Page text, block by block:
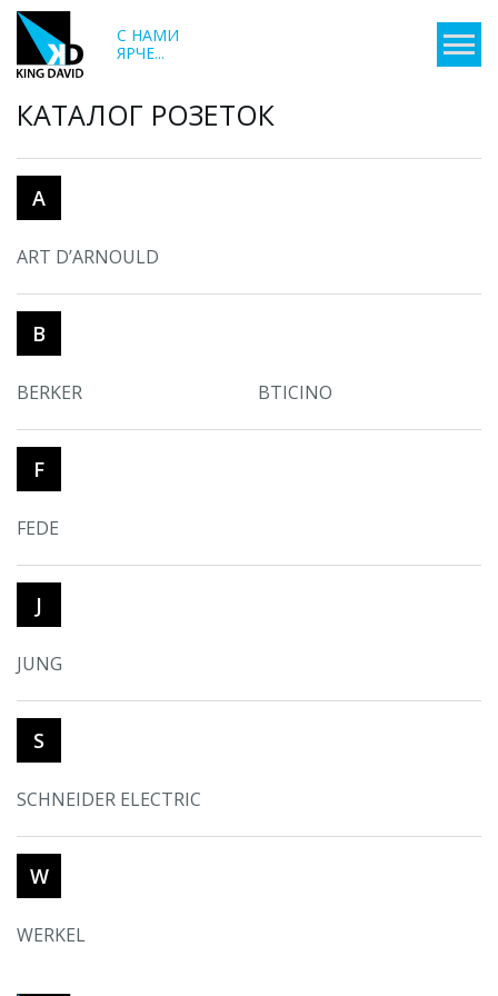
С НАМИ
ЯРЧЕ...
КАТАЛОГ РОЗЕТОК
A
ART D’ARNOULD
B
BERKER BTICINO
F
FEDE
J
JUNG
S
SCHNEIDER ELECTRIC
W
WERKEL